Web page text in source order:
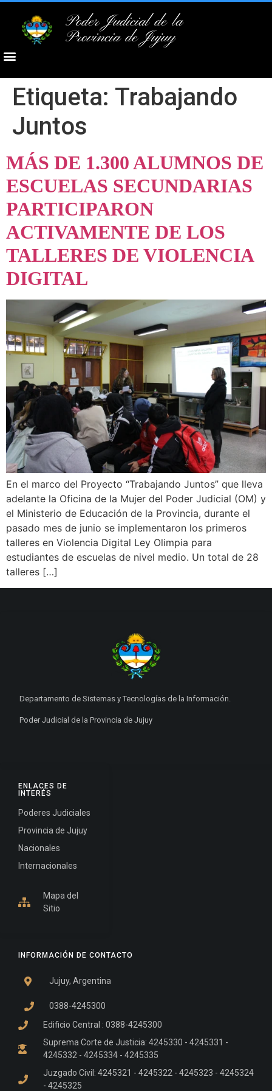
Poder Judicial de la
Provincia de Jujuy
Etiqueta: Trabajando
Juntos
MÁS DE 1.300 ALUMNOS DE
ESCUELAS SECUNDARIAS
PARTICIPARON
ACTIVAMENTE DE LOS
TALLERES DE VIOLENCIA
DIGITAL
En el marco del Proyecto “Trabajando Juntos” que lleva
adelante la Oficina de la Mujer del Poder Judicial (OM) y
el Ministerio de Educación de la Provincia, durante el
pasado mes de junio se implementaron los primeros
talleres en Violencia Digital Ley Olimpia para
estudiantes de escuelas de nivel medio. Un total de 28
talleres […]
INFORMACIÓN DE CONTACTO
Jujuy, Argentina
0388-4245300
Edificio Central : 0388-4245300
Suprema Corte de Justicia: 4245330 - 4245331 -
4245332 - 4245334 - 4245335
Juzgado Civil: 4245321 - 4245322 - 4245323 - 4245324
- 4245325
ENLACES DE
INTERÉS
Poderes Judiciales
Provincia de Jujuy
Nacionales
Internacionales
Mapa del
Sitio
Departamento de Sistemas y Tecnologías de la Información.
Poder Judicial de la Provincia de Jujuy